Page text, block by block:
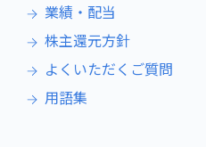
業績・配当
株主還元方針
よくいただくご質問
用語集